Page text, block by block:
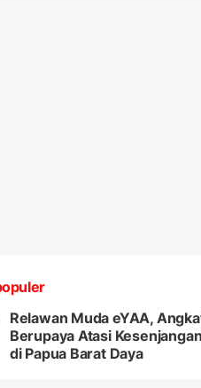
Relawan Muda eYAA,
Berupaya Atasi
di Papua Barat Daya